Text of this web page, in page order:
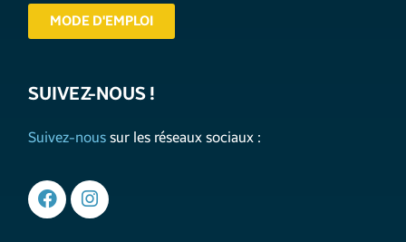
MODE D'EMPLOI
SUIVEZ-NOUS !
Suivez-nous sur les réseaux sociaux :